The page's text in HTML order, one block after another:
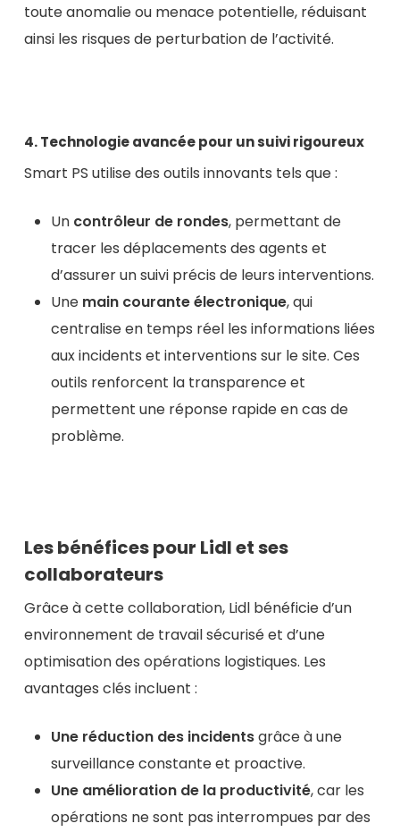
toute anomalie ou menace potentielle, réduisant
ainsi les risques de perturbation de l’activité.
4. Technologie avancée pour un suivi rigoureux
Smart PS utilise des outils innovants tels que :
Un contrôleur de rondes, permettant de
tracer les déplacements des agents et
d’assurer un suivi précis de leurs interventions.
Une main courante électronique, qui
centralise en temps réel les informations liées
aux incidents et interventions sur le site. Ces
outils renforcent la transparence et
permettent une réponse rapide en cas de
problème.
Les bénéfices pour Lidl et ses
collaborateurs
Grâce à cette collaboration, Lidl bénéficie d’un
environnement de travail sécurisé et d’une
optimisation des opérations logistiques. Les
avantages clés incluent :
Une réduction des incidentsgrâce à une
surveillance constante et proactive.
Une amélioration de la productivité, car les
opérations ne sont pas interrompues par des